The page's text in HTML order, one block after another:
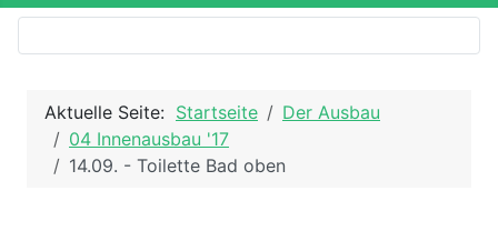
Aktuelle Seite: Startseite
Der Ausbau
04 Innenausbau '17
14.09. - Toilette Bad oben